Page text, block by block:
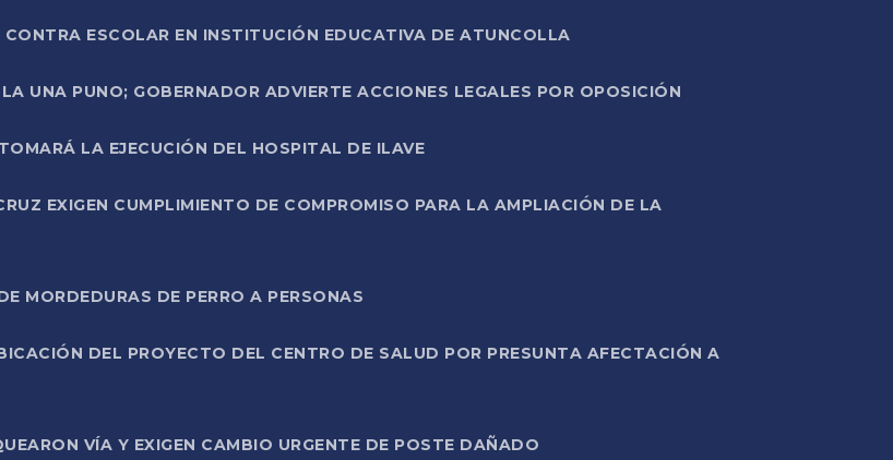
ESCOLAR EN INSTITUCIÓN EDUCATIVA DE ATUNCOLLA
UNA PUNO; GOBERNADOR ADVIERTE ACCIONES LEGALES POR OPOSICIÓN
LA EJECUCIÓN DEL HOSPITAL DE ILAVE
EXIGEN CUMPLIMIENTO DE COMPROMISO PARA LA AMPLIACIÓN DE LA
MORDEDURAS DE PERRO A PERSONAS
DEL PROYECTO DEL CENTRO DE SALUD POR PRESUNTA AFECTACIÓN A
VÍA Y EXIGEN CAMBIO URGENTE DE POSTE DAÑADO